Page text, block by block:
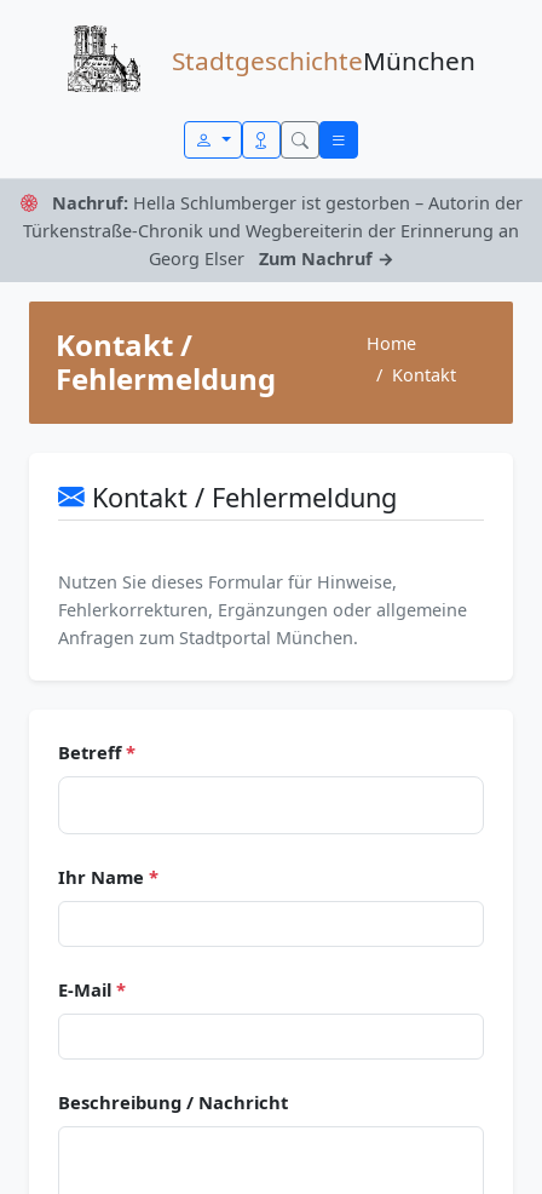
StadtgeschichteMünchen
Nachruf: Hella Schlumberger ist gestorben – Autorin der
Türkenstraße-Chronik und Wegbereiterin der Erinnerung an
Georg Elser
Zum Nachruf →
Kontakt /
Fehlermeldung
Home
Kontakt
Kontakt / Fehlermeldung
Nutzen Sie dieses Formular für Hinweise,
Fehlerkorrekturen, Ergänzungen oder allgemeine
Anfragen zum Stadtportal München.
Betreff*
Ihr Name *
E-Mail *
Beschreibung / Nachricht